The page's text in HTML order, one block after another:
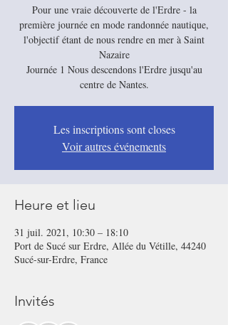
Pour une vraie découverte de l'Erdre - la
première journée en mode randonnée nautique,
l'objectif étant de nous rendre en mer à Saint
Nazaire
Journée 1 Nous descendons l'Erdre jusqu'au
centre de Nantes.
Les inscriptions sont closes
Voir autres événements
Heure et lieu
31 juil. 2021, 10:30 – 18:10
Port de Sucé sur Erdre, Allée du Vétille, 44240
Sucé-sur-Erdre, France
Invités